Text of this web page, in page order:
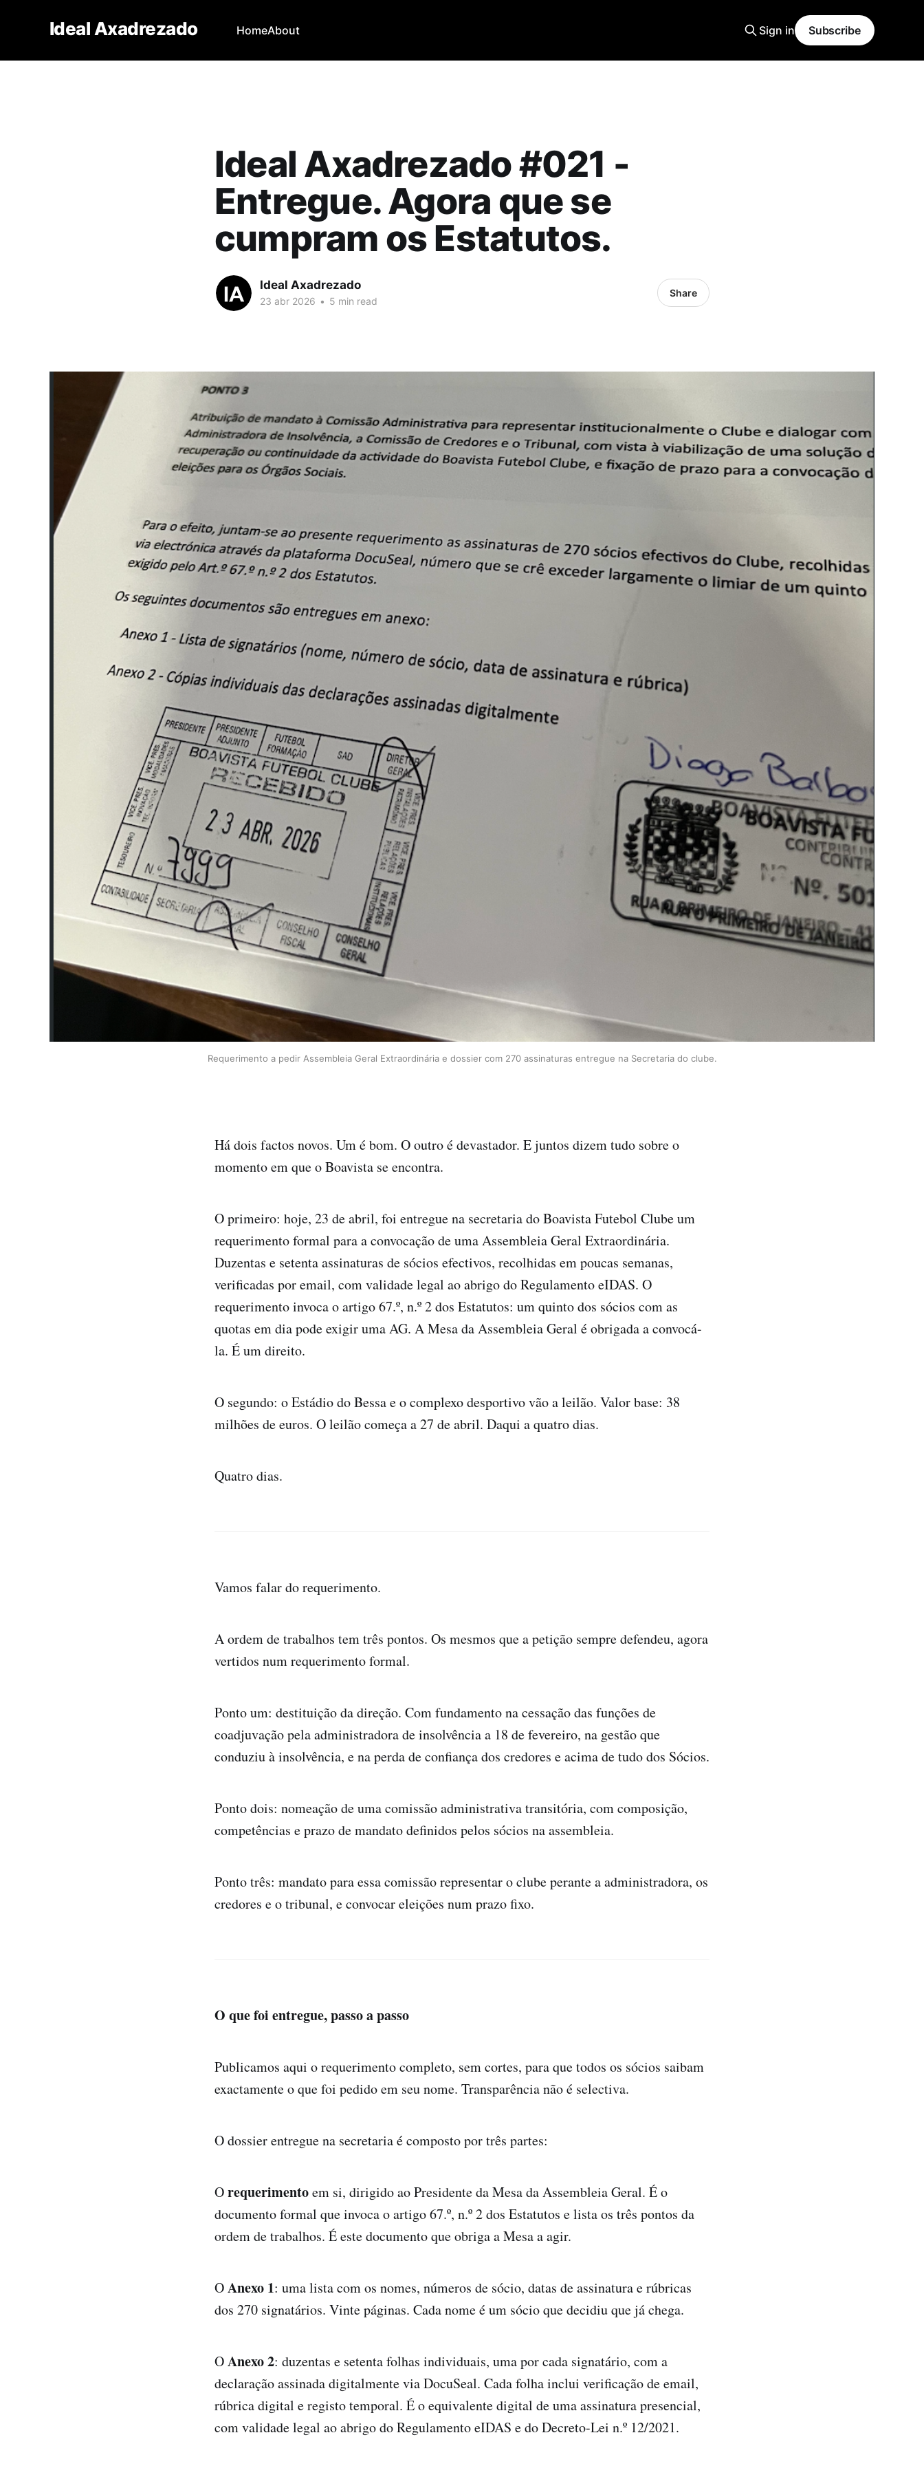
Ideal Axadrezado HomeAbout Sign in Subscribe
Ideal Axadrezado #021 -
Entregue. Agora que se
cumpram os Estatutos.
Ideal Axadrezado
23 abr 2026 • 5 min read
Share
Requerimento a pedir Assembleia Geral Extraordinária e dossier com 270 assinaturas entregue na Secretaria do clube.
Há dois factos novos. Um é bom. O outro é devastador. E juntos dizem tudo sobre o
momento em que o Boavista se encontra.
O primeiro: hoje, 23 de abril, foi entregue na secretaria do Boavista Futebol Clube um
requerimento formal para a convocação de uma Assembleia Geral Extraordinária.
Duzentas e setenta assinaturas de sócios efectivos, recolhidas em poucas semanas,
verificadas por email, com validade legal ao abrigo do Regulamento eIDAS. O
requerimento invoca o artigo 67.º, n.º 2 dos Estatutos: um quinto dos sócios com as
quotas em dia pode exigir uma AG. A Mesa da Assembleia Geral é obrigada a convocá-
la. É um direito.
O segundo: o Estádio do Bessa e o complexo desportivo vão a leilão. Valor base: 38
milhões de euros. O leilão começa a 27 de abril. Daqui a quatro dias.
Quatro dias.
Vamos falar do requerimento.
A ordem de trabalhos tem três pontos. Os mesmos que a petição sempre defendeu, agora
vertidos num requerimento formal.
Ponto um: destituição da direção. Com fundamento na cessação das funções de
coadjuvação pela administradora de insolvência a 18 de fevereiro, na gestão que
conduziu à insolvência, e na perda de confiança dos credores e acima de tudo dos Sócios.
Ponto dois: nomeação de uma comissão administrativa transitória, com composição,
competências e prazo de mandato definidos pelos sócios na assembleia.
Ponto três: mandato para essa comissão representar o clube perante a administradora, os
credores e o tribunal, e convocar eleições num prazo fixo.
O que foi entregue, passo a passo
Publicamos aqui o requerimento completo, sem cortes, para que todos os sócios saibam
exactamente o que foi pedido em seu nome. Transparência não é selectiva.
O dossier entregue na secretaria é composto por três partes:
Orequerimentoem si, dirigido ao Presidente da Mesa da Assembleia Geral. É o
documento formal que invoca o artigo 67.º, n.º 2 dos Estatutos e lista os três pontos da
ordem de trabalhos. É este documento que obriga a Mesa a agir.
OAnexo 1: uma lista com os nomes, números de sócio, datas de assinatura e rúbricas
dos 270 signatários. Vinte páginas. Cada nome é um sócio que decidiu que já chega.
OAnexo 2: duzentas e setenta folhas individuais, uma por cada signatário, com a
declaração assinada digitalmente via DocuSeal. Cada folha inclui verificação de email,
rúbrica digital e registo temporal. É o equivalente digital de uma assinatura presencial,
com validade legal ao abrigo do Regulamento eIDAS e do Decreto-Lei n.º 12/2021.